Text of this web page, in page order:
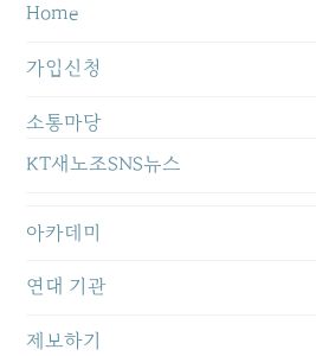
Home
가입신청
소통마당
KT새노조SNS뉴스
아카데미
연대 기관
제보하기